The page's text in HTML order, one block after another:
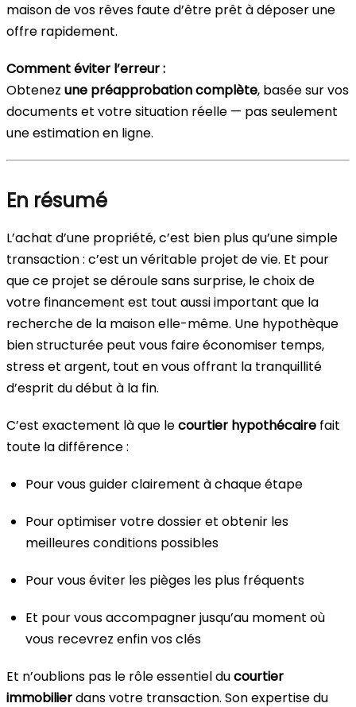
maison de vos rêves faute d’être prêt à déposer une
offre rapidement.
Comment éviter l’erreur :
Obtenez une préapprobation complète, basée sur vos
documents et votre situation réelle — pas seulement
une estimation en ligne.
En résumé
L’achat d’une propriété, c’est bien plus qu’une simple
transaction : c’est un véritable projet de vie. Et pour
que ce projet se déroule sans surprise, le choix de
votre financement est tout aussi important que la
recherche de la maison elle-même. Une hypothèque
bien structurée peut vous faire économiser temps,
stress et argent, tout en vous offrant la tranquillité
d’esprit du début à la fin.
C’est exactement là que lecourtier hypothécaire fait
toute la différence :
Pour vous guider clairement à chaque étape
Pour optimiser votre dossier et obtenir les
meilleures conditions possibles
Pour vous éviter les pièges les plus fréquents
Et pour vous accompagner jusqu’au moment où
vous recevrez enfin vos clés
Et n’oublions pas le rôle essentiel ducourtier
immobilierdans votre transaction. Son expertise du